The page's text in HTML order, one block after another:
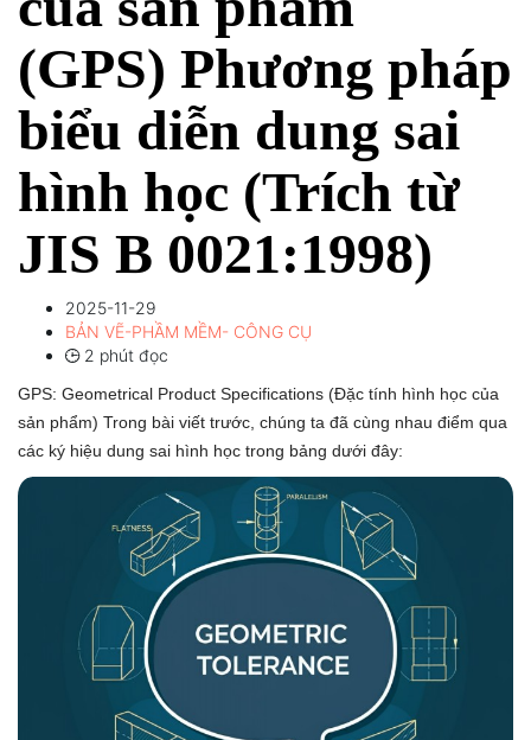
(GPS) Phương pháp
biểu diễn dung sai
hình học (Trích từ
JIS B 0021:1998)
2025-11-29
BẢN VẼ-PHẦM MỀM- CÔNG CỤ
2 phút đọc
GPS: Geometrical Product Specifications (Đặc tính hình học của
sản phẩm) Trong bài viết trước, chúng ta đã cùng nhau điểm qua
các ký hiệu dung sai hình học trong bảng dưới đây: